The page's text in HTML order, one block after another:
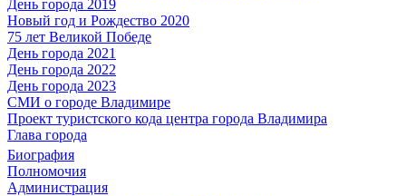
День города 2019
Новый год и Рождество 2020
75 лет Великой Победе
День города 2021
День города 2022
День города 2023
СМИ о городе Владимире
Проект туристского кода центра города Владимира
Глава города
Биография
Полномочия
Администрация